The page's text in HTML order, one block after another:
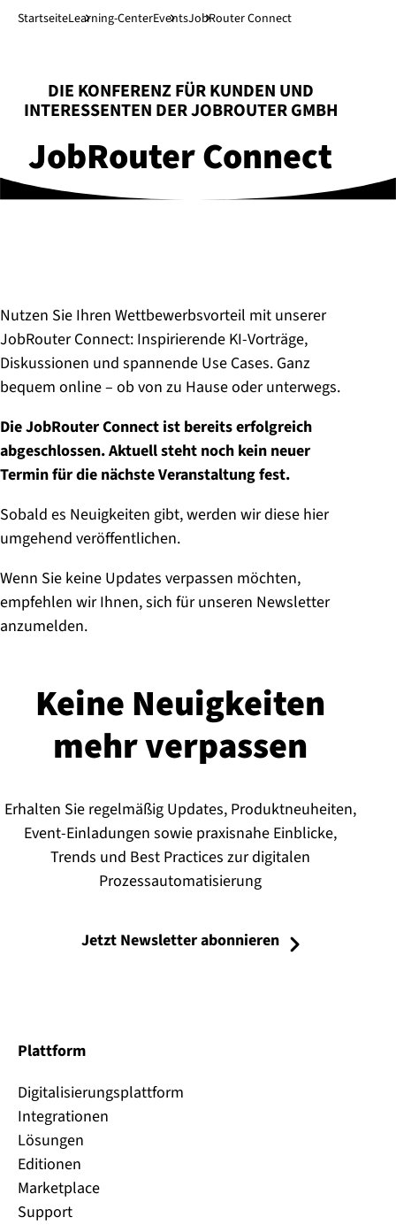
Direkt zum Hauptinhalt↓
StartseiteLearning-CenterEventsJobRouter Connect
DIE KONFERENZ FÜR KUNDEN UND
INTERESSENTEN DER JOBROUTER GMBH
JobRouter Connect
Nutzen Sie Ihren Wettbewerbsvorteil mit unserer
JobRouter Connect: Inspirierende KI-Vorträge,
Diskussionen und spannende Use Cases. Ganz
bequem online – ob von zu Hause oder unterwegs.
Die JobRouter Connect ist bereits erfolgreich
abgeschlossen. Aktuell steht noch kein neuer
Termin für die nächste Veranstaltung fest.
Sobald es Neuigkeiten gibt, werden wir diese hier
umgehend veröffentlichen.
Wenn Sie keine Updates verpassen möchten,
empfehlen wir Ihnen, sich für unseren Newsletter
anzumelden.
Keine Neuigkeiten
mehr verpassen
Erhalten Sie regelmäßig Updates, Produktneuheiten,
Event-Einladungen sowie praxisnahe Einblicke,
Trends und Best Practices zur digitalen
Prozessautomatisierung
Jetzt Newsletter abonnieren
Plattform
Digitalisierungsplattform
Integrationen
Lösungen
Editionen
Marketplace
Support